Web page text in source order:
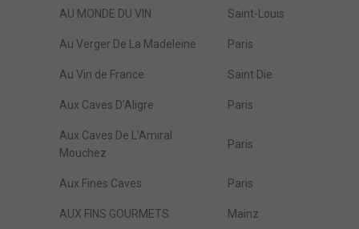
AU MONDE DU VIN Saint-Louis
Au Verger De La Madeleine Paris
Au Vin de France Saint Die
Aux Caves D'Aligre Paris
Aux Caves De L'Amiral
Mouchez
Paris
Aux Fines Caves Paris
AUX FINS GOURMETS Mainz